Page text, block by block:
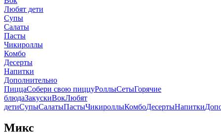
Любят дети
Супы
Салаты
Пасты
Чикироллы
Комбо
Десерты
Напитки
Дополнительно
ПиццаСобери свою пиццуРоллыСетыГорячие
блюдаЗакускиВокЛюбят
детиСупыСалатыПастыЧикироллыКомбоДесертыНапитки
Микс